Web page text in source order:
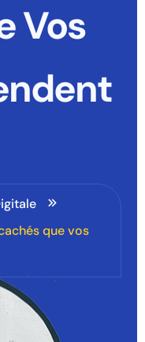
Vos
que vos